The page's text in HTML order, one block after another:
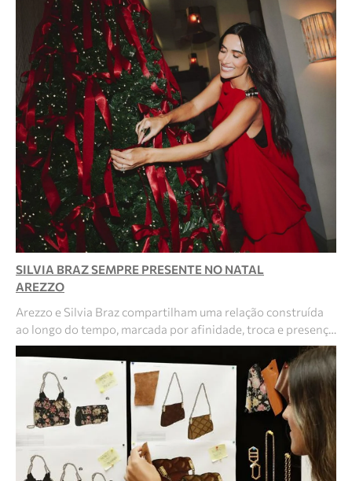
SILVIA BRAZ SEMPRE PRESENTE NO NATAL
AREZZO
Arezzo e Silvia Braz compartilham uma relação construída
ao longo do tempo, marcada por afinidade, troca e presenç…